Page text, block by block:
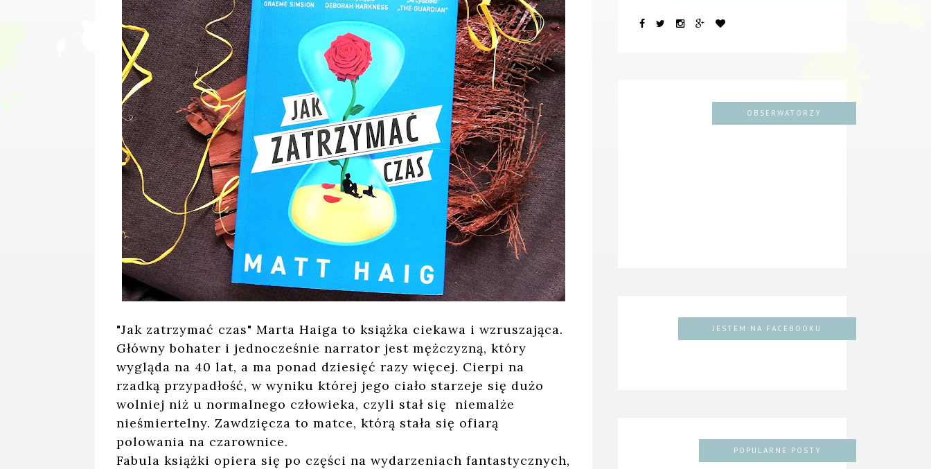
"Jak zatrzymać czas" Marta Haiga to książka ciekawa i wzruszająca.
Główny bohater i jednocześnie narrator jest mężczyzną, który
wygląda na 40 lat, a ma ponad dziesięć razy więcej. Cierpi na
rzadką przypadłość, w wyniku której jego ciało starzeje się dużo
wolniej niż u normalnego człowieka, czyli stał się niemalże
nieśmiertelny. Zawdzięcza to matce, którą stała się ofiarą
polowania na czarownice.
Fabula książki opiera się po części na wydarzeniach fantastycznych,
OBSERWATORZY
JESTEM NA FACEBOOKU
POPULARNE POSTY